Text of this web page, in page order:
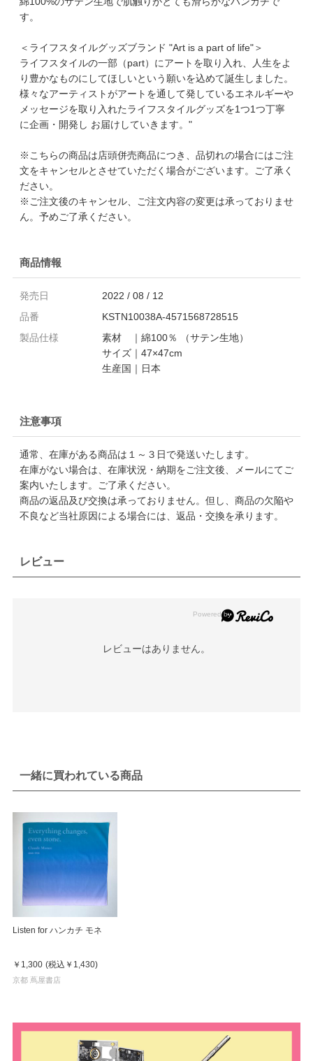
す。
＜ライフスタイルグッズブランド "Art is a part of life"＞
ライフスタイルの一部（part）にアートを取り入れ、人生をよ
り豊かなものにしてほしいという願いを込めて誕生しました。
様々なアーティストがアートを通して発しているエネルギーや
メッセージを取り入れたライフスタイルグッズを1つ1つ丁寧
に企画・開発し お届けしていきます。"
※こちらの商品は店頭併売商品につき、品切れの場合にはご注
文をキャンセルとさせていただく場合がございます。ご了承く
ださい。
※ご注文後のキャンセル、ご注文内容の変更は承っておりませ
ん。予めご了承ください。
商品情報
発売日
2022 / 08 / 12
品番
KSTN10038A-4571568728515
製品仕様
素材 ｜綿100％ （サテン生地）
サイズ｜47×47cm
生産国｜日本
注意事項
通常、在庫がある商品は１～３日で発送いたします。
在庫がない場合は、在庫状況・納期をご注文後、メールにてご
案内いたします。ご了承ください。
商品の返品及び交換は承っておりません。但し、商品の欠陥や
不良など当社原因による場合には、返品・交換を承ります。
レビュー
レビューはありません。
一緒に買われている商品
Listen for ハンカチ モネ
￥1,300 (税込 ￥1,430)
京都 蔦屋書店